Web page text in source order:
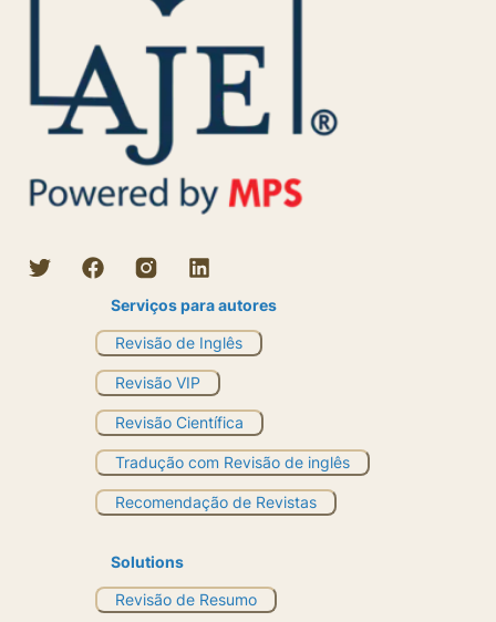
Serviços para autores
Revisão de Inglês
Revisão VIP
Revisão Científica
Tradução com Revisão de inglês
Recomendação de Revistas
Solutions
Revisão de Resumo